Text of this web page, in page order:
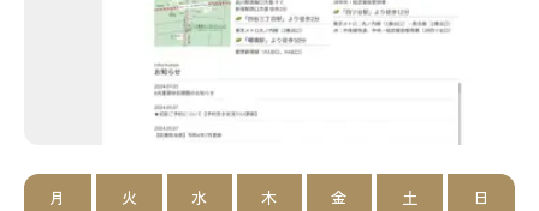
月 火 水 木 金 土 日